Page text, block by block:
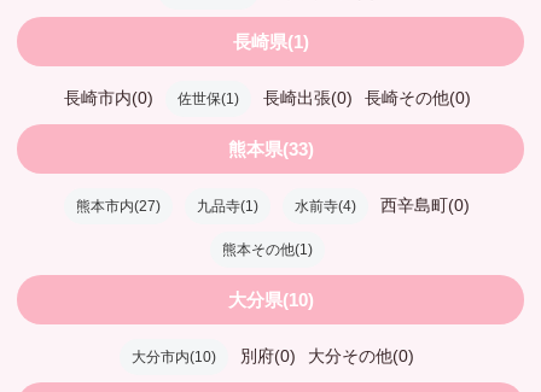
長崎県(1)
長崎市内(0) 佐世保(1) 長崎出張(0) 長崎その他(0)
熊本県(33)
熊本市内(27) 九品寺(1) 水前寺(4) 西辛島町(0)
熊本その他(1)
大分県(10)
大分市内(10) 別府(0) 大分その他(0)